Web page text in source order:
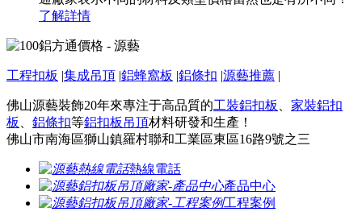
了解詳情
工程扣板 |集成吊頂 |鋁蜂窩板 |鋁條扣 |源藝推薦 |
佛山源藝裝飾20年來專注于高品質的工裝鋁扣板
家裝鋁扣
板
鋁條扣等鋁扣板吊頂材料研發和生產！
佛山市南海區獅山鎮羅村聯和工業區東區16路9號之三
熱線電話
產品中心
工程案例